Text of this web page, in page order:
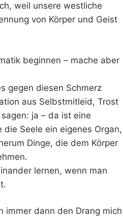
weil unsere westliche
von Körper und Geist
beginnen – mache aber
gegen diesen Schmerz
aus Selbstmitleid, Trost
ja – da ist eine
Seele ein eigenes Organ,
Dinge, die dem Körper
lernen, wenn man
immer dann den Drang mich